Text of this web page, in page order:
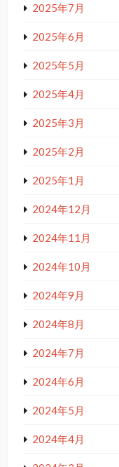
2025年7月
2025年6月
2025年5月
2025年4月
2025年3月
2025年2月
2025年1月
2024年12月
2024年11月
2024年10月
2024年9月
2024年8月
2024年7月
2024年6月
2024年5月
2024年4月